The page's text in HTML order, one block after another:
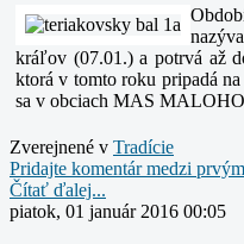
kráľov (07.01.) a potrvá až
ktorá v tomto roku pripadá
sa v obciach MAS
Zverejnené v Tradície
Pridajte komentár medzi
Čítať ďalej...
piatok, 01 január 2016 00:05